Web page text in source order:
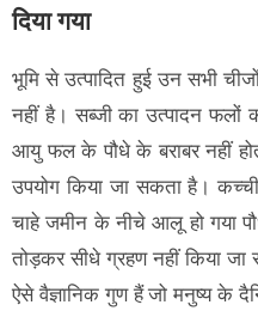
दिया गया
भूमि से उत्पादित हुई उन सभी
नहीं है। सब्जी का उत्पादन फलों
आयु फल के पौधे के बराबर नहीं
उपयोग किया जा सकता है।
चाहे जमीन के नीचे आलू हो गया
तोड़कर सीधे ग्रहण नहीं किया
ऐसे वैज्ञानिक गुण हैं जो मनुष्य के